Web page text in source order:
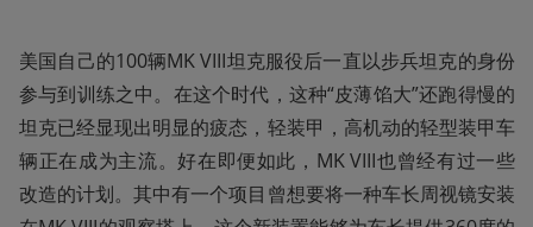
美国自己的100辆MK VIII坦克服役后一直以步兵坦克的身份
参与到训练之中。在这个时代，这种“皮薄馅大”还跑得慢的
坦克已经显现出明显的疲态，轻装甲，高机动的轻型装甲车
辆正在成为主流。好在即便如此，MK VIII也曾经有过一些
改造的计划。其中有一个项目曾想要将一种车长周视镜安装